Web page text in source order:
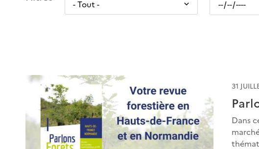
31
Dans